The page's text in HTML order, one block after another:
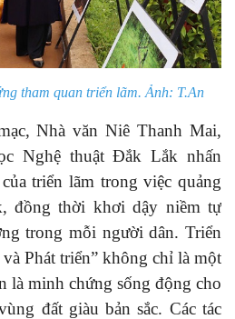
tham quan triển lãm. Ảnh: T.An
Nhà văn Niê Thanh Mai,
Nghệ thuật Đắk Lắk nhấn
triển lãm trong việc quảng
đồng thời khơi dậy niềm tự
trong mỗi người dân. Triển
Phát triển” không chỉ là một
là minh chứng sống động cho
đất giàu bản sắc. Các tác